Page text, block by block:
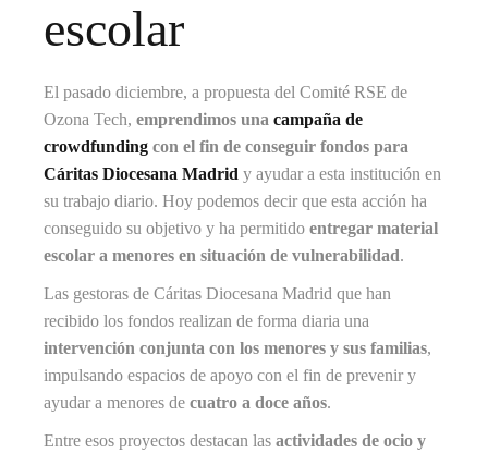
escolar
El pasado diciembre, a propuesta del Comité RSE de
Ozona Tech,emprendimos unacampaña de
crowdfunding con el fin de conseguir fondos para
Cáritas Diocesana Madrid y ayudar a esta institución en
su trabajo diario. Hoy podemos decir que esta acción ha
conseguido su objetivo y ha permitidoentregar material
escolar a menores en situación de vulnerabilidad.
Las gestoras de Cáritas Diocesana Madrid que han
recibido los fondos realizan de forma diaria una
intervención conjunta con los menores y sus familias,
impulsando espacios de apoyo con el fin de prevenir y
ayudar a menores decuatro a doce años.
Entre esos proyectos destacan las actividades de ocio y